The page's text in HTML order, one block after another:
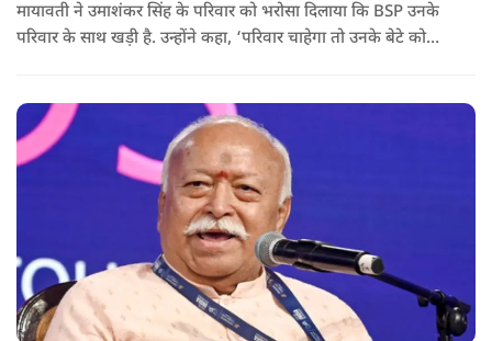
मायावती ने उमाशंकर सिंह के परिवार को भरोसा दिलाया कि BSP उनके
परिवार के साथ खड़ी है. उन्होंने कहा, ‘परिवार चाहेगा तो उनके बेटे को